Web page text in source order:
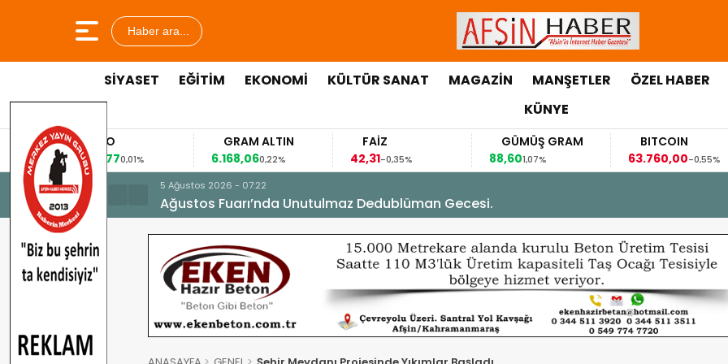
Haber ara...
SİYASET EĞİTİM EKONOMİ KÜLTÜR SANAT MAGAZİN MANŞETLER ÖZEL HABER
KÜNYE
EURO
53,8477
0,01%
GRAM ALTIN
6.168,06
0,22%
FAİZ
42,31
-0,35%
GÜMÜŞ GRAM
1,07%
BITCOIN
63.760,00
-0,55%
5 Ağustos 2026 - 07:22
Ağustos Fuarı’nda Unutulmaz Dedublüman Gecesi.